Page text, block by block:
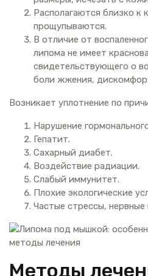
Располагаются близко к
прощупываются.
В отличие от
липома не имеет
свидетельствующего о
боли жжения,
Возникает уплотнение по
Нарушение
Гепатит.
Сахарный диабет.
Воздействие радиации.
Слабый иммунитет.
Плохие экологические
Частые стрессы, нервные
Методы